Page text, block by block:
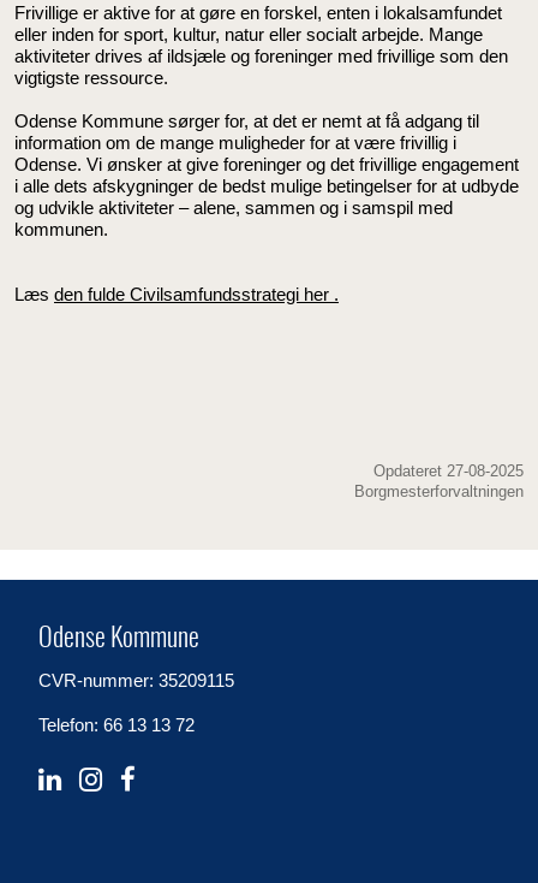
Frivillige er aktive for at gøre en forskel, enten i lokalsamfundet
eller inden for sport, kultur, natur eller socialt arbejde. Mange
aktiviteter drives af ildsjæle og foreninger med frivillige som den
vigtigste ressource.
Odense Kommune sørger for, at det er nemt at få adgang til
information om de mange muligheder for at være frivillig i
Odense. Vi ønsker at give foreninger og det frivillige engagement
i alle dets afskygninger de bedst mulige betingelser for at udbyde
og udvikle aktiviteter – alene, sammen og i samspil med
kommunen.
Læs den fulde Civilsamfundsstrategi her .
Opdateret 27-08-2025
Borgmesterforvaltningen
Odense Kommune
CVR-nummer: 35209115
Telefon: 66 13 13 72